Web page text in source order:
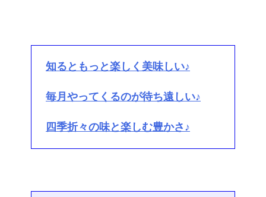
知るともっと楽しく美味しい♪
毎月やってくるのが待ち遠しい♪
四季折々の味と楽しむ豊かさ♪